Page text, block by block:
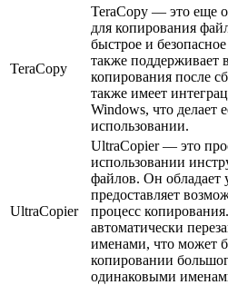
TeraCopy
TeraCopy — это еще
для копирования
быстрое и
также поддерживает
копирования после
также имеет
Windows, что делает
использовании.
UltraCopier
UltraCopier — это
использовании
файлов. Он
предоставляет
процесс
автоматически
именами, что может
копировании
одинаковыми